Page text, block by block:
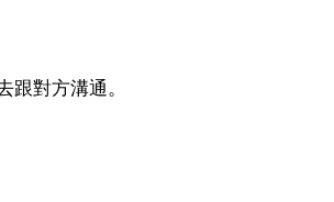
對方溝通。